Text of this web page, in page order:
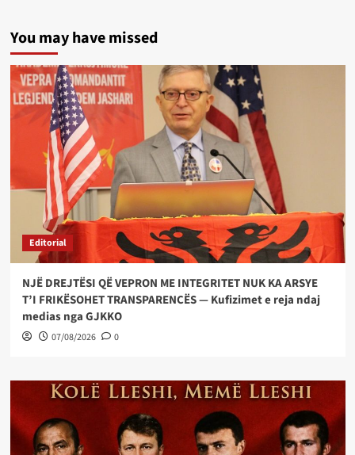
You may have missed
Editorial
NJË DREJTËSI QË VEPRON ME INTEGRITET NUK KA ARSYE
T’I FRIKËSOHET TRANSPARENCËS — Kufizimet e reja ndaj
medias nga GJKKO
07/08/2026 0